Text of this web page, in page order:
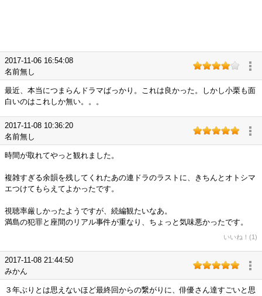
2017-11-06 16:54:08
名前無し
最近、本当につまらんドラマばっかり。これは良かった。しかし小栗も面
白いのはこれしか無い。。。
2017-11-08 10:36:20
名前無し
時間が取れてやっと観れました。
複雑すぎる余韻を残してくれたあの連ドラのラストに、きちんとオトシマ
エつけてもらえてよかったです。
視聴率厳しかったようですが、続編観たいなあ。
満島の犯罪と座間のリアル事件が重なり、ちょっと気味悪かったです。
いいね！(1)
2017-11-08 21:44:50
みかん
３年ぶりとは思えないほど最終回からの繋がりに、俳優さん達すごいと思